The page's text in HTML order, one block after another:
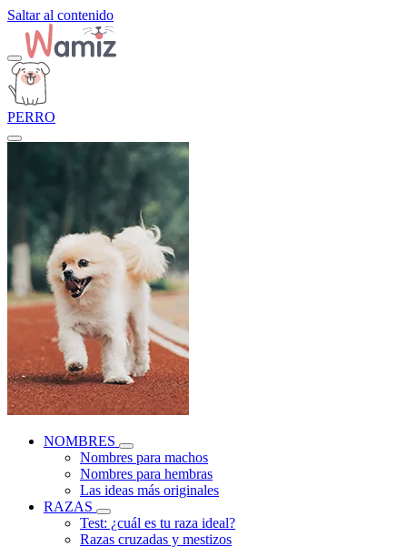
Saltar al contenido
PERRO
NOMBRES
Nombres para machos
Nombres para hembras
Las ideas más originales
RAZAS
Test: ¿cuál es tu raza ideal?
Razas cruzadas y mestizos